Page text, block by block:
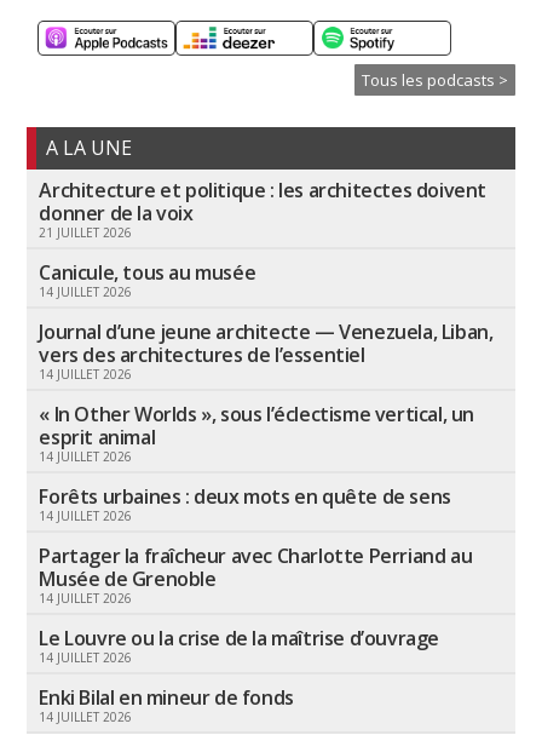
Tous les podcasts >
A LA UNE
Architecture et politique : les architectes doivent
donner de la voix
21 JUILLET 2026
Canicule, tous au musée
14 JUILLET 2026
Journal d’une jeune architecte — Venezuela, Liban,
vers des architectures de l’essentiel
14 JUILLET 2026
« In Other Worlds », sous l’éclectisme vertical, un
esprit animal
14 JUILLET 2026
Forêts urbaines : deux mots en quête de sens
14 JUILLET 2026
Partager la fraîcheur avec Charlotte Perriand au
Musée de Grenoble
14 JUILLET 2026
Le Louvre ou la crise de la maîtrise d’ouvrage
14 JUILLET 2026
Enki Bilal en mineur de fonds
14 JUILLET 2026